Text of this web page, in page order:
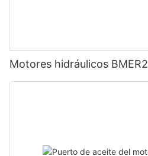
Motores hidráulicos BMER2